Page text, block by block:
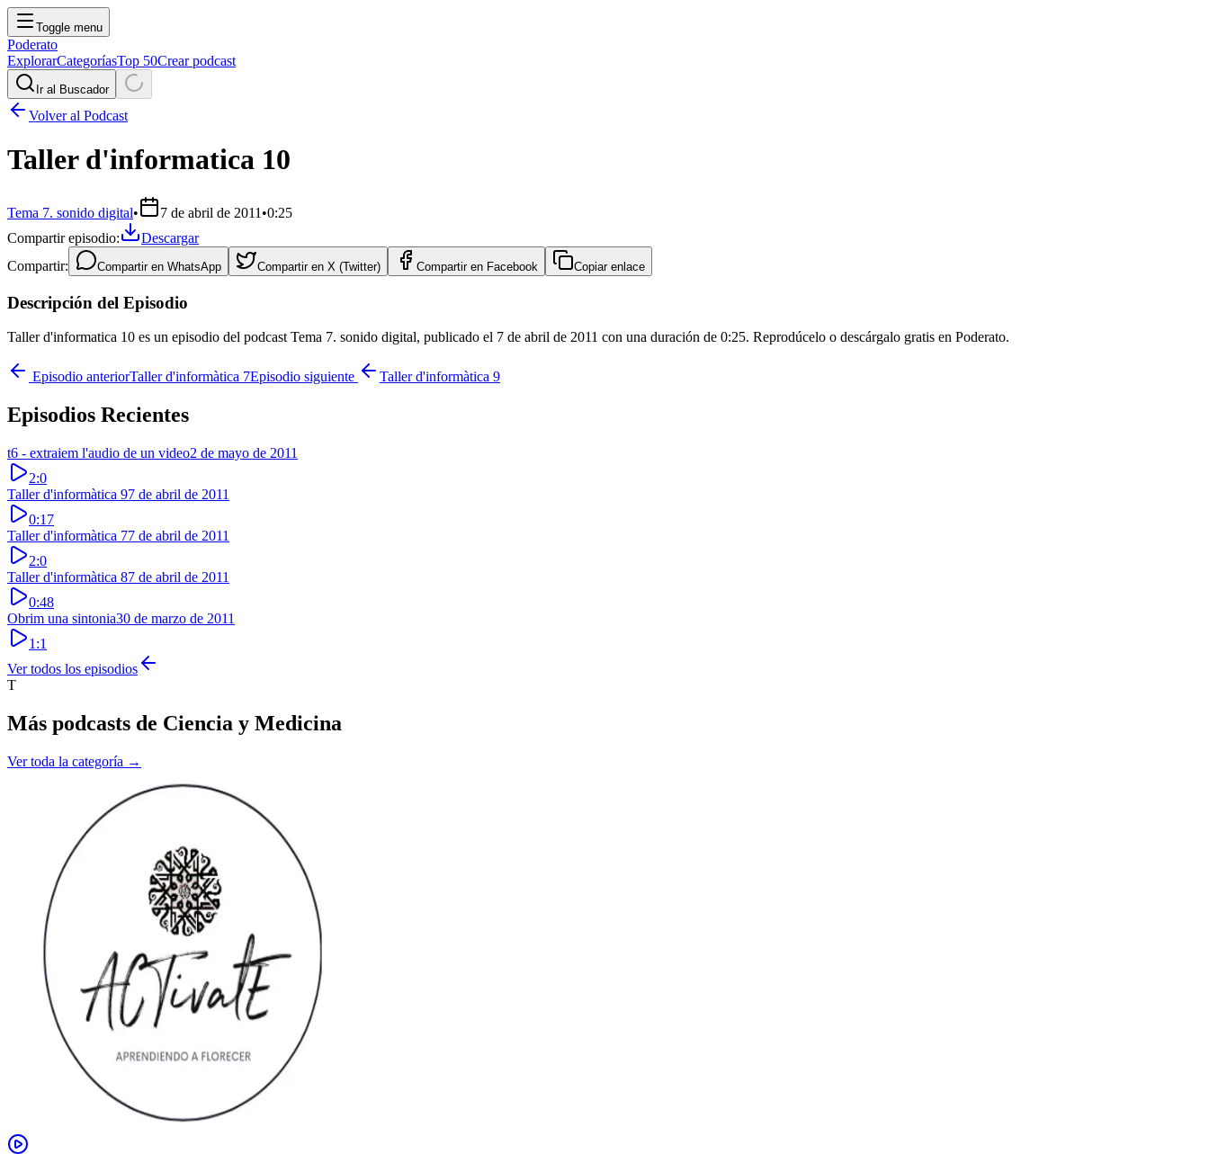
Toggle menu
Poderato
ExplorarCategoríasTop 50Crear podcast
Ir al Buscador
Volver al Podcast
Taller d'informatica 10
Tema 7. sonido digital• 7 de abril de 2011 •0:25
Compartir episodio:
Descargar
Compartir:
Compartir en WhatsApp Compartir en X (Twitter) Compartir en Facebook Copiar enlace
Descripción del Episodio
Taller d'informatica 10 es un episodio del podcast Tema 7. sonido digital, publicado el 7 de abril de 2011 con una duración de 0:25. Reprodúcelo o descárgalo gratis en Poderato.
Episodio anteriorTaller d'informàtica 7Episodio siguiente Taller d'informàtica 9
Episodios Recientes
t6 - extraiem l'audio de un video2 de mayo de 2011
2:0
Taller d'informàtica 97 de abril de 2011
0:17
Taller d'informàtica 77 de abril de 2011
2:0
Taller d'informàtica 87 de abril de 2011
0:48
Obrim una sintonia30 de marzo de 2011
1:1
Ver todos los episodios
T
Más podcasts de Ciencia y Medicina
Ver toda la categoría →